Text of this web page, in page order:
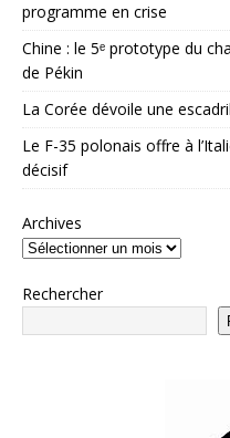
programme en crise
Chine : le 5ᵉ prototype du
de Pékin
La Corée dévoile une
Le F-35 polonais offre à
décisif
Archives
Rechercher